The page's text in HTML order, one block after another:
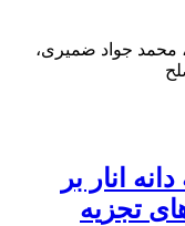
محمد جواد ضمیری،
انار بر
تجزیه